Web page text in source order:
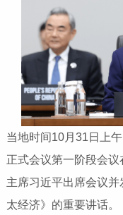
当地时间10月31日上
正式会议第一阶段会
主席习近平出席会议
太经济》的重要讲话。